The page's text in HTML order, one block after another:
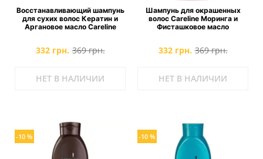
Восстанавливающий шампунь
для сухих волос Кератин и
Аргановое масло Careline
332 грн. 369 грн.
НЕТ В НАЛИЧИИ
Шампунь для окрашенных
волос Careline Моринга и
Фисташковое масло
332 грн. 369 грн.
НЕТ В НАЛИЧИИ
-10 % -10 %